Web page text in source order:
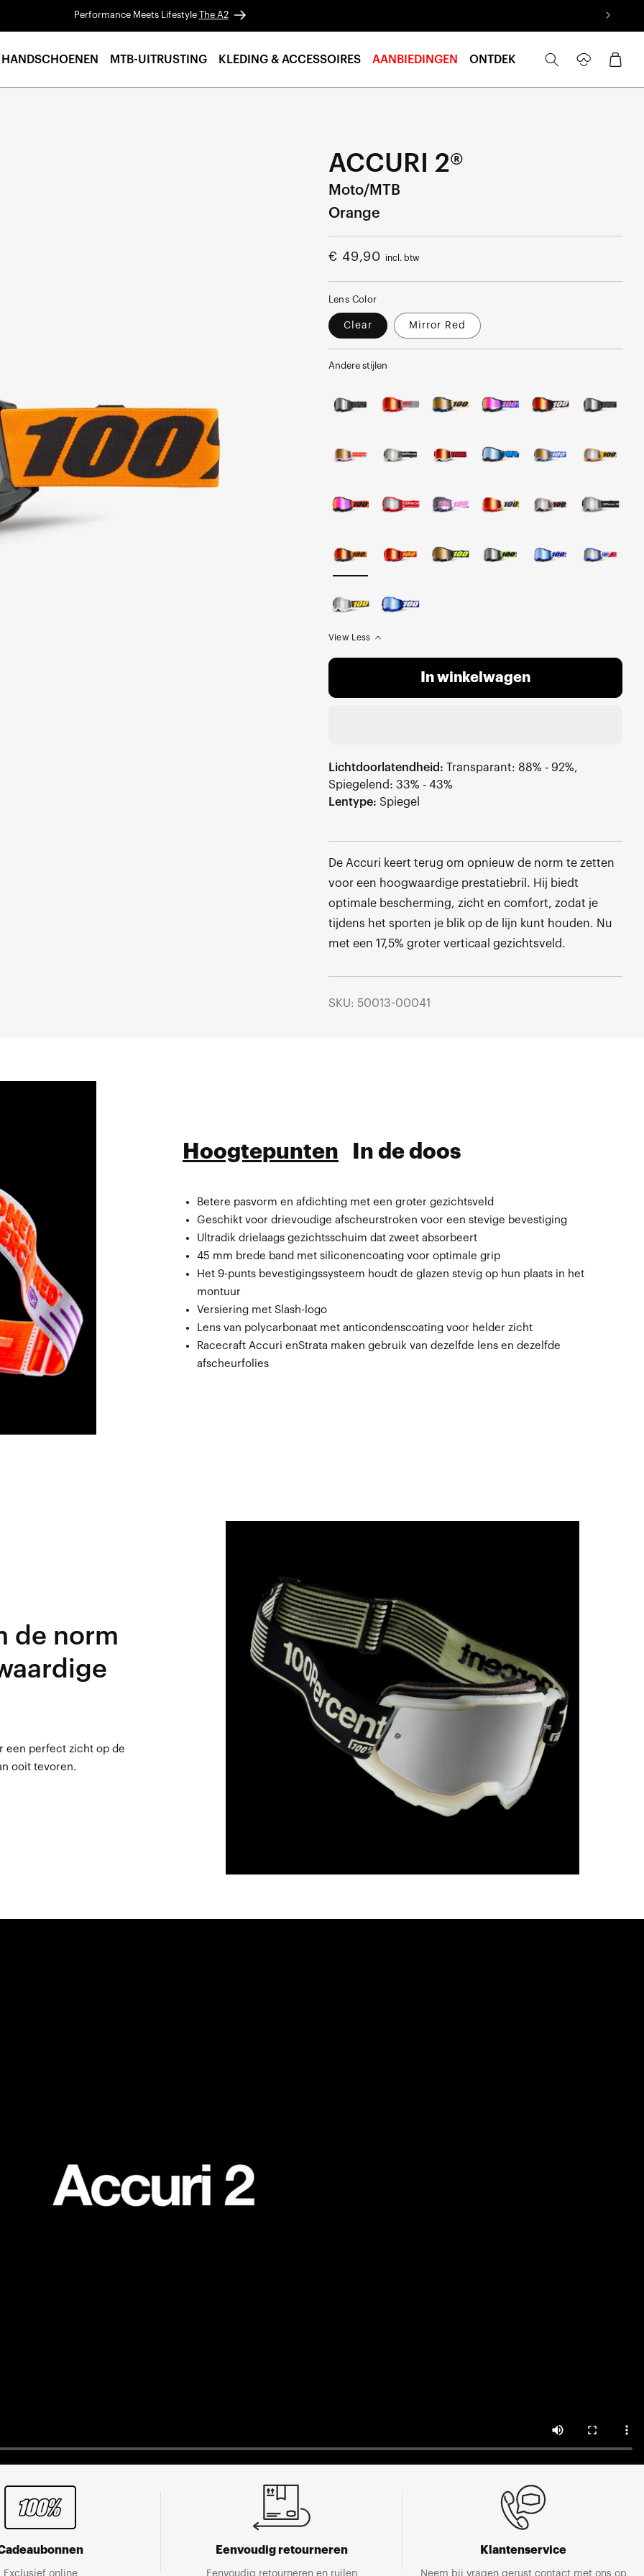
Performance Meets Lifestyle The A2
HANDSCHOENEN MTB-UITRUSTING KLEDING & ACCESSOIRES AANBIEDINGEN ONTDEK Inloggen
ACCURI 2®
Moto/MTB
Orange
Normale
€ 49,90 incl. btw
Lens Color
Clear Mirror Red
Andere stijlen
View Less
In winkelwagen
Lichtdoorlatendheid: Transparant: 88% - 92%,
Spiegelend: 33% - 43%
Lentype: Spiegel
De Accuri keert terug om opnieuw de norm te zetten
voor een hoogwaardige prestatiebril. Hij biedt
optimale bescherming, zicht en comfort, zodat je
tijdens het sporten je blik op de lijn kunt houden. Nu
met een 17,5% groter verticaal gezichtsveld.
SKU: 50013-00041
Hoogtepunten In de doos
Betere pasvorm en afdichting met een groter gezichtsveld
Geschikt voor drievoudige afscheurstroken voor een stevige bevestiging
Ultradik drielaags gezichtsschuim dat zweet absorbeert
45 mm brede band met siliconencoating voor optimale grip
Het 9-punts bevestigingssysteem houdt de glazen stevig op hun plaats in het
montuur
Versiering met Slash-logo
Lens van polycarbonaat met anticondenscoating voor helder zicht
Racecraft Accuri enStrata maken gebruik van dezelfde lens en dezelfde
afscheurfolies
Tas van gesublimeerde microvezel.
de norm
een perfect zicht op de
ooit tevoren.
Exclusief online
Eenvoudig retourneren
Eenvoudig retourneren en ruilen
Klantenservice
Neem bij vragen gerust contact met ons op